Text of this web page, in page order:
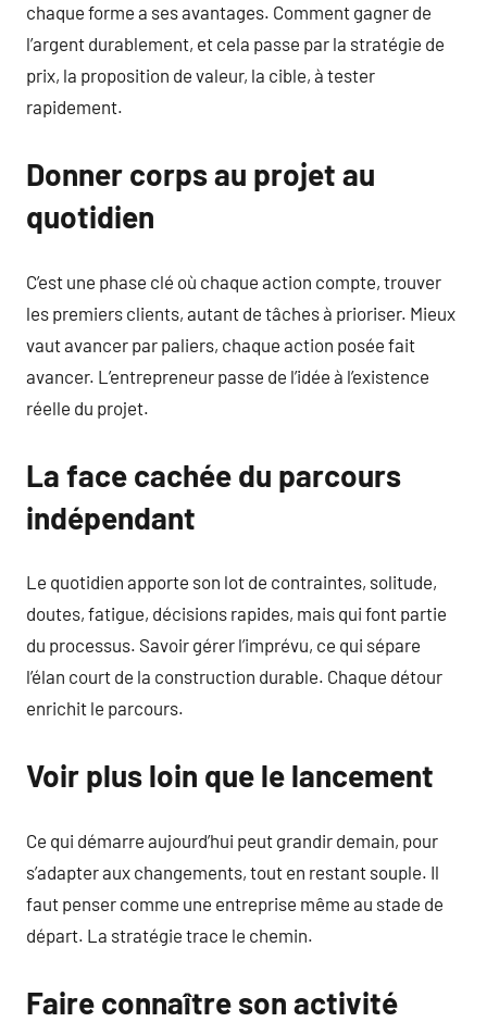
chaque forme a ses avantages. Comment gagner de
l’argent durablement, et cela passe par la stratégie de
prix, la proposition de valeur, la cible, à tester
rapidement.
Donner corps au projet au
quotidien
C’est une phase clé où chaque action compte, trouver
les premiers clients, autant de tâches à prioriser. Mieux
vaut avancer par paliers, chaque action posée fait
avancer. L’entrepreneur passe de l’idée à l’existence
réelle du projet.
La face cachée du parcours
indépendant
Le quotidien apporte son lot de contraintes, solitude,
doutes, fatigue, décisions rapides, mais qui font partie
du processus. Savoir gérer l’imprévu, ce qui sépare
l’élan court de la construction durable. Chaque détour
enrichit le parcours.
Voir plus loin que le lancement
Ce qui démarre aujourd’hui peut grandir demain, pour
s’adapter aux changements, tout en restant souple. Il
faut penser comme une entreprise même au stade de
départ. La stratégie trace le chemin.
Faire connaître son activité